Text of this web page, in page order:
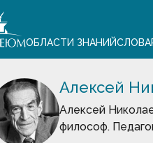
ОБЛАСТИ ЗНАНИЙ
Алексей
Алексей
философ.